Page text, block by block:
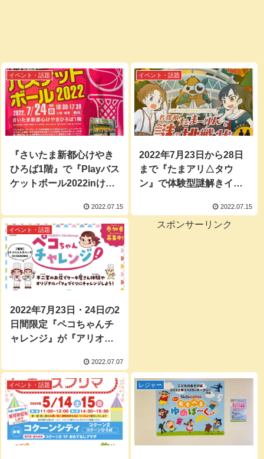
イベント・話題
『さいたま新都心けやき
ひろば1階』で『Playバス
ケットボール2022inけや
2022.07.15
イベント・話題
2022年7月23日から28日
まで『たまアリ△タウ
ン』で体験型謎解きイベ
と謎の挑戦状』が開催！
2022.07.15
イベント・話題
2022年7月23日・24日の2
日間限定『ペコちゃんチ
ャレンジ』が『アリオ上
2022.07.07
スポンサーリンク
イベント・話題 レジャー